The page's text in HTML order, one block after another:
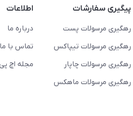
پیگیری سفارشات
رهگیری مرسولات پست
رهگیری مرسولات تیپاکس
رهگیری مرسولات چاپار
رهگیری مرسولات ماهکس
اطلاعات
درباره ما
تماس با ما
مجله اچ پی